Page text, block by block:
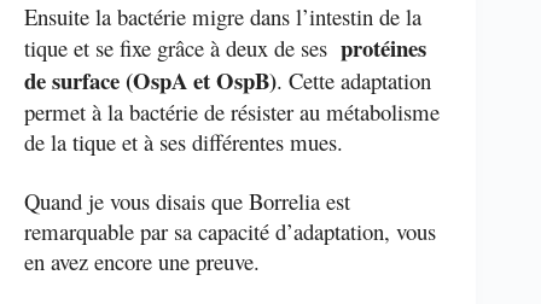
Ensuite la bactérie migre dans l’intestin de la
tique et se fixe grâce à deux de ses protéines
de surface (OspA et OspB). Cette adaptation
permet à la bactérie de résister au métabolisme
de la tique et à ses différentes mues.
Quand je vous disais que Borrelia est
remarquable par sa capacité d’adaptation, vous
en avez encore une preuve.